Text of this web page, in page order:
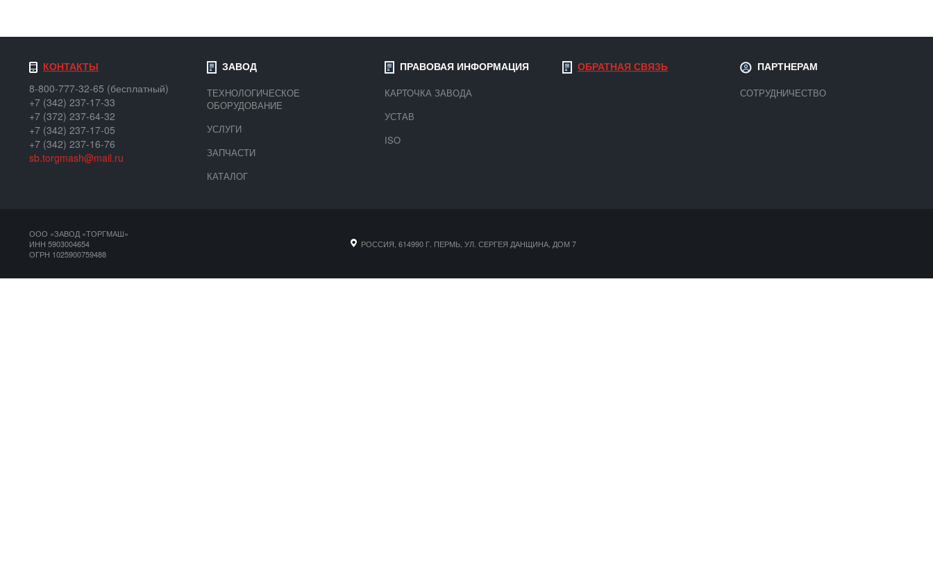
КОНТАКТЫ
8-800-777-32-65 (бесплатный)
+7 (342) 237-17-33
+7 (372) 237-64-32
+7 (342) 237-17-05
+7 (342) 237-16-76
sb.torgmash@mail.ru
ЗАВОД
ТЕХНОЛОГИЧЕСКОЕ
ОБОРУДОВАНИЕ
УСЛУГИ
ЗАПЧАСТИ
КАТАЛОГ
ПРАВОВАЯ ИНФОРМАЦИЯ
КАРТОЧКА ЗАВОДА
УСТАВ
ISO
ОБРАТНАЯ СВЯЗЬ ПАРТНЕРАМ
СОТРУДНИЧЕСТВО
ООО «ЗАВОД «ТОРГМАШ»
ИНН 5903004654
ОГРН 1025900759488
РОССИЯ, 614990 Г. ПЕРМЬ, УЛ. СЕРГЕЯ ДАНЩИНА, ДОМ 7